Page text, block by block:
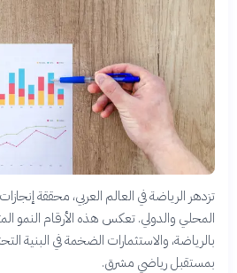
تزدهر الرياضة في العالم العربي، محققة
المحلي والدولي. تعكس هذه الأرقام النمو
بالرياضة، والاستثمارات الضخمة في البنية
بمستقبل رياضي مشرق.